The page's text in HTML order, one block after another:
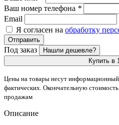
Ваш номер телефона *
Email
Я согласен на обработку
Отправить
Под заказ
Нашли дешевле?
Купить в
Цены на товары несут информационный
фактических. Окончательную
продажам
Описание